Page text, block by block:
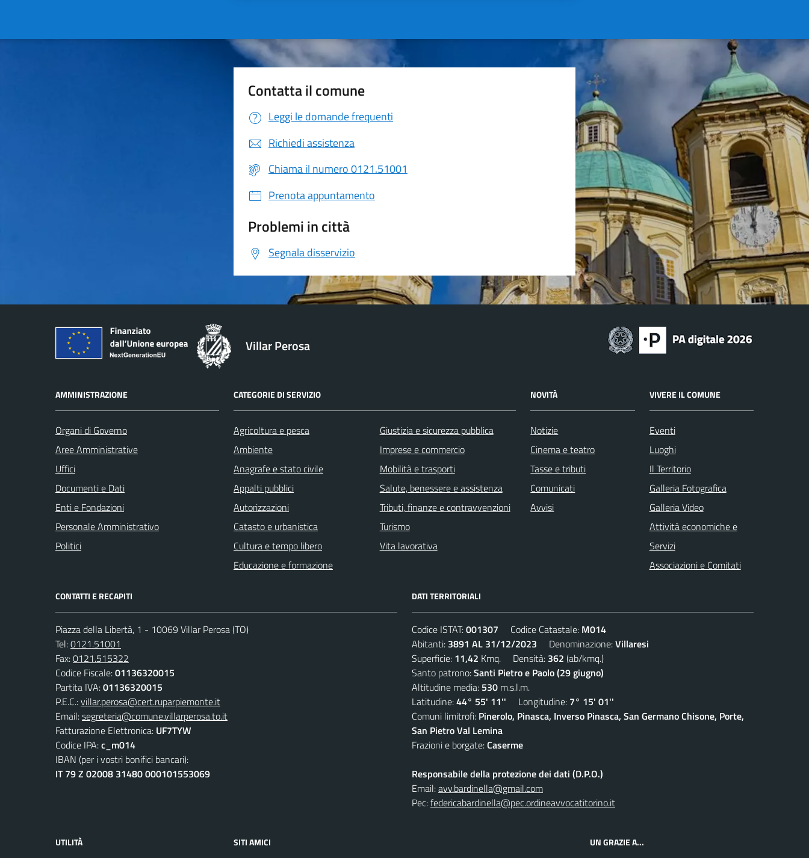
Contatta il comune
Leggi le domande frequenti
Richiedi assistenza
Chiama il numero 0121.51001
Prenota appuntamento
Problemi in città
Segnala disservizio
Villar Perosa
AMMINISTRAZIONE
Organi di Governo
Aree Amministrative
Uffici
Documenti e Dati
Enti e Fondazioni
Personale Amministrativo
Politici
CATEGORIE DI SERVIZIO
Agricoltura e pesca
Ambiente
Anagrafe e stato civile
Appalti pubblici
Autorizzazioni
Catasto e urbanistica
Cultura e tempo libero
Educazione e formazione
Giustizia e sicurezza pubblica
Imprese e commercio
Mobilità e trasporti
Salute, benessere e assistenza
Tributi, finanze e contravvenzioni
Turismo
Vita lavorativa
NOVITÀ
Notizie
Cinema e teatro
Tasse e tributi
Comunicati
Avvisi
VIVERE IL COMUNE
Eventi
Luoghi
Il Territorio
Galleria Fotografica
Galleria Video
Attività economiche e
Servizi
Associazioni e Comitati
CONTATTI E RECAPITI
Piazza della Libertà, 1 - 10069 Villar Perosa (TO)
Tel:0121.51001
Fax:0121.515322
Codice Fiscale:01136320015
Partita IVA:01136320015
P.E.C.:villar.perosa@cert.ruparpiemonte.it
Email:segreteria@comune.villarperosa.to.it
Fatturazione Elettronica: UF7TYW
Codice IPA:c_m014
IBAN (per i vostri bonifici bancari):
IT 79 Z 02008 31480 000101553069
DATI TERRITORIALI
Codice ISTAT:001307 Codice Catastale: M014
Abitanti: 3891 AL 31/12/2023 Denominazione:Villaresi
Superficie: 11,42 Kmq. Densità: 362 (ab/kmq.)
Santo patrono:Santi Pietro e Paolo (29 giugno)
Altitudine media: 530 m.s.l.m.
Latitudine:44° 55' 11'' Longitudine: 7° 15' 01''
Comuni limitrofi: Pinerolo, Pinasca, Inverso Pinasca, San Germano Chisone, Porte,
San Pietro Val Lemina
Frazioni e borgate:Caserme
Responsabile della protezione dei dati (D.P.O.)
Email:avv.bardinella@gmail.com
Pec:federicabardinella@pec.ordineavvocatitorino.it
UTILITÀ SITI AMICI UN GRAZIE A...